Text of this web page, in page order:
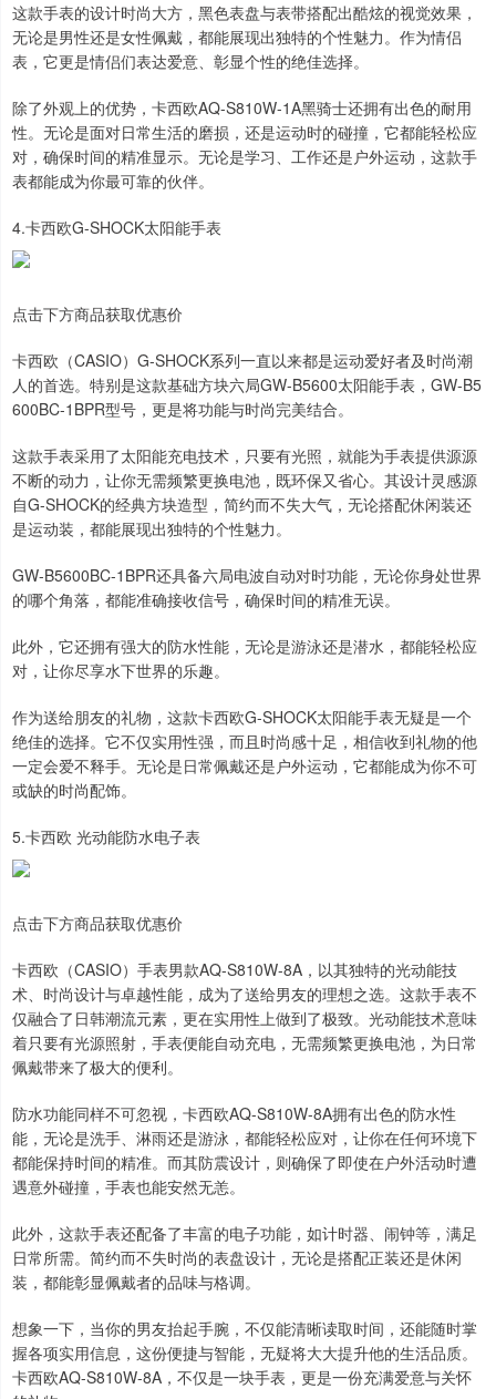
这款手表的设计时尚大方，黑色表盘与表带搭配出酷炫的视觉效果，
无论是男性还是女性佩戴，都能展现出独特的个性魅力。作为情侣
表，它更是情侣们表达爱意、彰显个性的绝佳选择。
除了外观上的优势，卡西欧AQ-S810W-1A黑骑士还拥有出色的耐用
性。无论是面对日常生活的磨损，还是运动时的碰撞，它都能轻松应
对，确保时间的精准显示。无论是学习、工作还是户外运动，这款手
表都能成为你最可靠的伙伴。
4.卡西欧G-SHOCK太阳能手表
点击下方商品获取优惠价
卡西欧（CASIO）G-SHOCK系列一直以来都是运动爱好者及时尚潮
人的首选。特别是这款基础方块六局GW-B5600太阳能手表，GW-B5
600BC-1BPR型号，更是将功能与时尚完美结合。
这款手表采用了太阳能充电技术，只要有光照，就能为手表提供源源
不断的动力，让你无需频繁更换电池，既环保又省心。其设计灵感源
自G-SHOCK的经典方块造型，简约而不失大气，无论搭配休闲装还
是运动装，都能展现出独特的个性魅力。
GW-B5600BC-1BPR还具备六局电波自动对时功能，无论你身处世界
的哪个角落，都能准确接收信号，确保时间的精准无误。
此外，它还拥有强大的防水性能，无论是游泳还是潜水，都能轻松应
对，让你尽享水下世界的乐趣。
作为送给朋友的礼物，这款卡西欧G-SHOCK太阳能手表无疑是一个
绝佳的选择。它不仅实用性强，而且时尚感十足，相信收到礼物的他
一定会爱不释手。无论是日常佩戴还是户外运动，它都能成为你不可
或缺的时尚配饰。
5.卡西欧 光动能防水电子表
点击下方商品获取优惠价
卡西欧（CASIO）手表男款AQ-S810W-8A，以其独特的光动能技
术、时尚设计与卓越性能，成为了送给男友的理想之选。这款手表不
仅融合了日韩潮流元素，更在实用性上做到了极致。光动能技术意味
着只要有光源照射，手表便能自动充电，无需频繁更换电池，为日常
佩戴带来了极大的便利。
防水功能同样不可忽视，卡西欧AQ-S810W-8A拥有出色的防水性
能，无论是洗手、淋雨还是游泳，都能轻松应对，让你在任何环境下
都能保持时间的精准。而其防震设计，则确保了即使在户外活动时遭
遇意外碰撞，手表也能安然无恙。
此外，这款手表还配备了丰富的电子功能，如计时器、闹钟等，满足
日常所需。简约而不失时尚的表盘设计，无论是搭配正装还是休闲
装，都能彰显佩戴者的品味与格调。
想象一下，当你的男友抬起手腕，不仅能清晰读取时间，还能随时掌
握各项实用信息，这份便捷与智能，无疑将大大提升他的生活品质。
卡西欧AQ-S810W-8A，不仅是一块手表，更是一份充满爱意与关怀